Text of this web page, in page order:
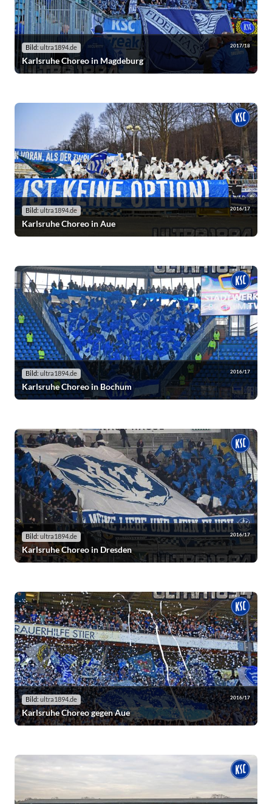
Bild: ultra1894.de 2017/18
Karlsruhe Choreo in Magdeburg
Bild: ultra1894.de 2016/17
Karlsruhe Choreo in Aue
Bild: ultra1894.de 2016/17
Karlsruhe Choreo in Bochum
Bild: ultra1894.de 2016/17
Karlsruhe Choreo in Dresden
Bild: ultra1894.de 2016/17
Karlsruhe Choreo gegen Aue